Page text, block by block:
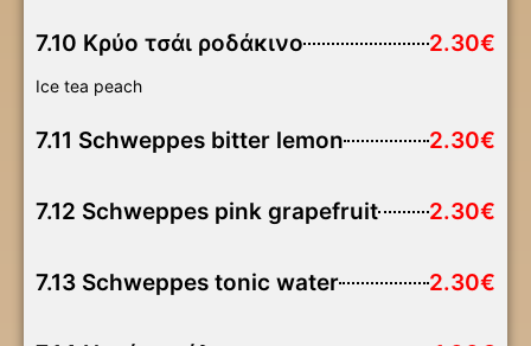
7.10 Κρύο τσάι ροδάκινο 2.30€
Ice tea peach
7.11 Schweppes bitter lemon 2.30€
7.12 Schweppes pink grapefruit 2.30€
7.13 Schweppes tonic water 2.30€